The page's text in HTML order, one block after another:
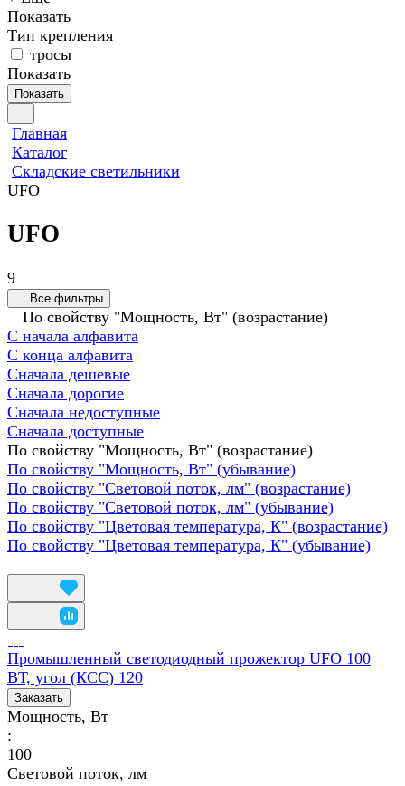
Показать
Тип крепления
тросы
Показать
Показать
Главная
Каталог
Складские светильники
UFO
UFO
9
Все фильтры
По свойству "Мощность, Вт" (возрастание)
С начала алфавита
С конца алфавита
Сначала дешевые
Сначала дорогие
Сначала недоступные
Сначала доступные
По свойству "Мощность, Вт" (возрастание)
По свойству "Мощность, Вт" (убывание)
По свойству "Световой поток, лм" (возрастание)
По свойству "Световой поток, лм" (убывание)
По свойству "Цветовая температура, К" (возрастание)
По свойству "Цветовая температура, К" (убывание)
Промышленный светодиодный прожектор UFO 100
ВТ, угол (КСС) 120
Заказать
Мощность, Вт
:
100
Световой поток, лм